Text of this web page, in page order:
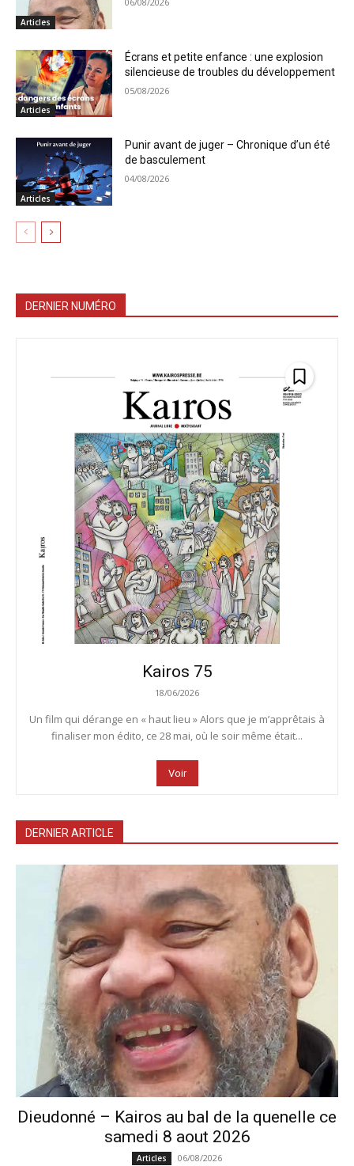
Articles
Articles
Écrans et petite enfance : une explosion
silencieuse de troubles du développement
05/08/2026
Articles
Punir avant de juger – Chronique d’un été
de basculement
04/08/2026
DERNIER NUMÉRO
Kairos 75
18/06/2026
Un film qui dérange en « haut lieu » Alors que je m’apprêtais à
finaliser mon édito, ce 28 mai, où le soir même était...
Voir
DERNIER ARTICLE
Dieudonné – Kairos au bal de la quenelle ce
samedi 8 aout 2026
Articles 06/08/2026